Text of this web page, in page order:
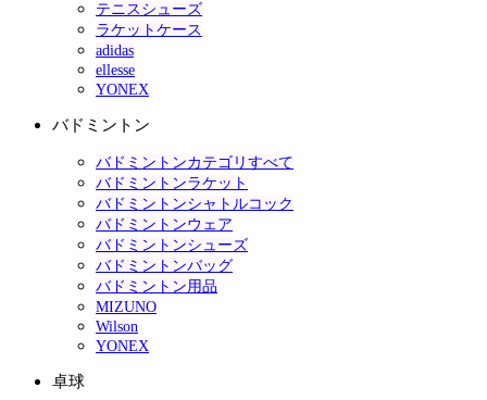
テニスシューズ
ラケットケース
adidas
ellesse
YONEX
バドミントン
バドミントンカテゴリすべて
バドミントンラケット
バドミントンシャトルコック
バドミントンウェア
バドミントンシューズ
バドミントンバッグ
バドミントン用品
MIZUNO
Wilson
YONEX
卓球